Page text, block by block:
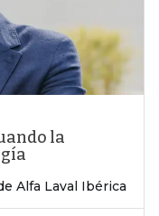
la
Alfa Laval Ibérica